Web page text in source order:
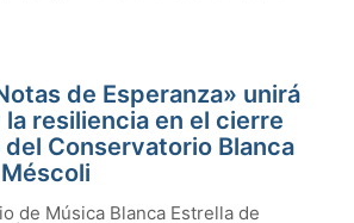
de Esperanza» unirá
resiliencia en el cierre
Conservatorio Blanca
de Música Blanca Estrella de